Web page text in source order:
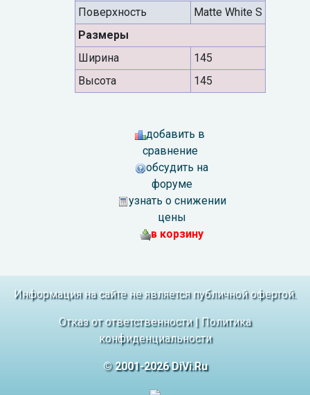
Поверхность
Matte White S
Размеры
Ширина
145
Высота
145
добавить в
сравнение
обсудить на
форуме
узнать о снижении
цены
в корзину
Информация на сайте не является публичной офертой.
Отказ от ответственности| Политика
конфиденциальности
© 2001-2026 DiVi.Ru